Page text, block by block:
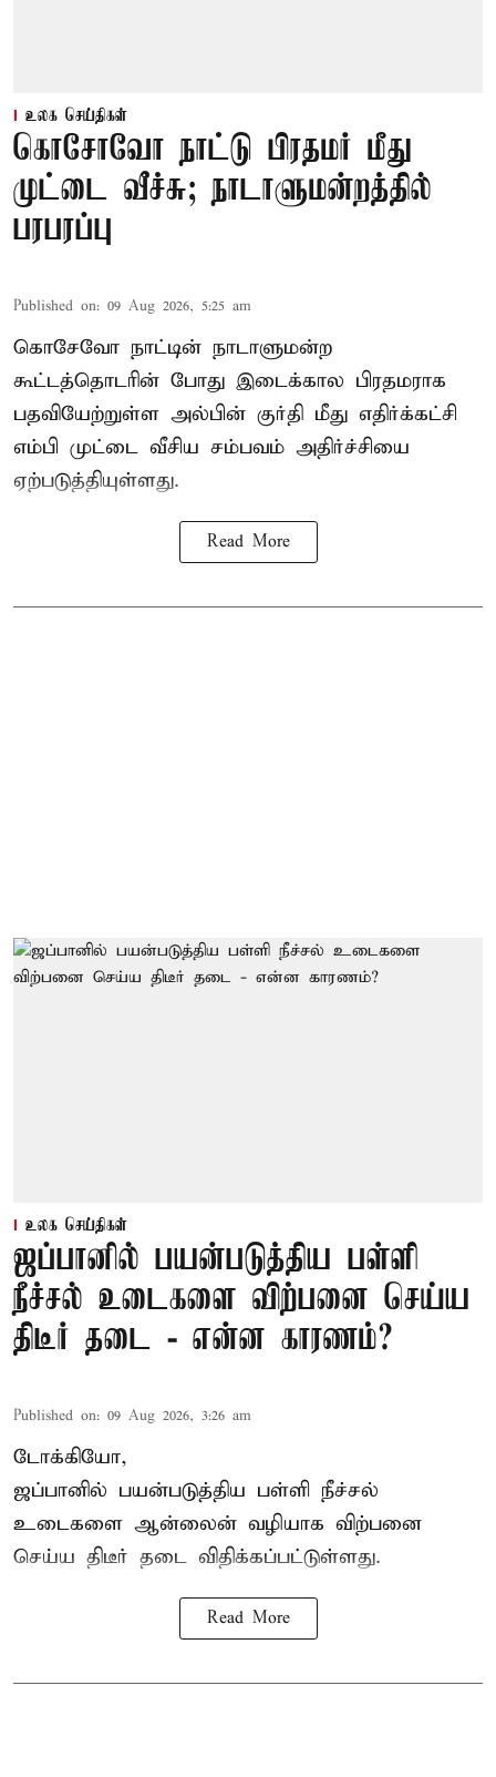
உலக செய்திகள்
கொசோவோ நாட்டு பிரதமர் மீது
முட்டை வீச்சு; நாடாளுமன்றத்தில்
பரபரப்பு
Published on: 09 Aug 2026, 5:25 am
கொசேவோ நாட்டின் நாடாளுமன்ற
கூட்டத்தொடரின் போது இடைக்கால பிரதமராக
பதவியேற்றுள்ள அல்பின் குர்தி மீது எதிர்க்கட்சி
எம்பி முட்டை வீசிய சம்பவம் அதிர்ச்சியை
ஏற்படுத்தியுள்ளது.
Read More
உலக செய்திகள்
ஜப்பானில் பயன்படுத்திய பள்ளி
நீச்சல் உடைகளை விற்பனை செய்ய
திடீர் தடை - என்ன காரணம்?
Published on: 09 Aug 2026, 3:26 am
டோக்கியோ,
ஜப்பானில் பயன்படுத்திய பள்ளி நீச்சல்
உடைகளை ஆன்லைன் வழியாக விற்பனை
செய்ய திடீர் தடை விதிக்கப்பட்டுள்ளது.
Read More